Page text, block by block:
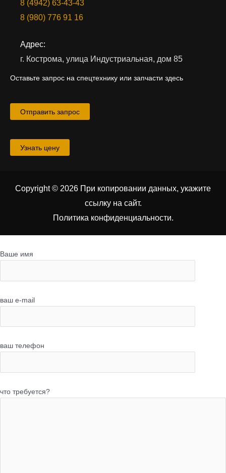
8 (4942) 63-43-43
8 (980) 776 91 16
Адрес:
г. Кострома, улица Индустриальная, дом 85
Оставьте запрос на спецтехнику или запчасти здесь
Отправить запрос
Узнать цену
Copyright © 2026 При копировании данных, укажите
ссылку на сайт.
Политика конфиденциальности.
Ваше имя
ваш e-mail
ваш телефон
что требуется?